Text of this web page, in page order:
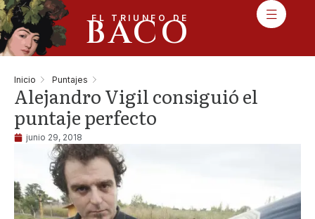
EL TRIUNFO DE
BACO
Inicio Puntajes
Alejandro Vigil consiguió el
puntaje perfecto
junio 29, 2018